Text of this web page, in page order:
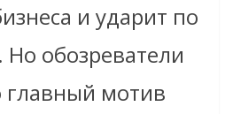
и ударит по
обозреватели
главный мотив